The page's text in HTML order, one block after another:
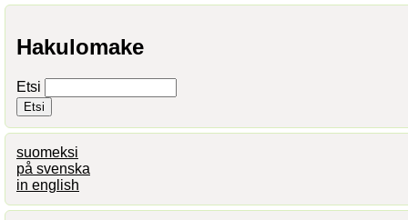
Hakulomake
Etsi
suomeksi
på svenska
in english